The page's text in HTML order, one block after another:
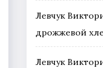
Левчук
дрожжевой
Левчук